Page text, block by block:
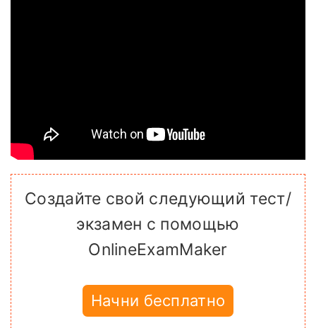
Создайте свой следующий тест/
экзамен с помощью
OnlineExamMaker
Начни бесплатно